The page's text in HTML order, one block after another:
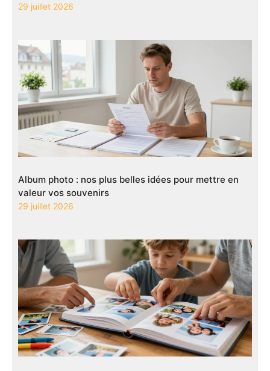
29 juillet 2026
Album photo : nos plus belles idées pour mettre en
valeur vos souvenirs
29 juillet 2026